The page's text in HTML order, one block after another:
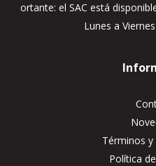
ortante: el SAC está
Lunes a
Términos y
Política